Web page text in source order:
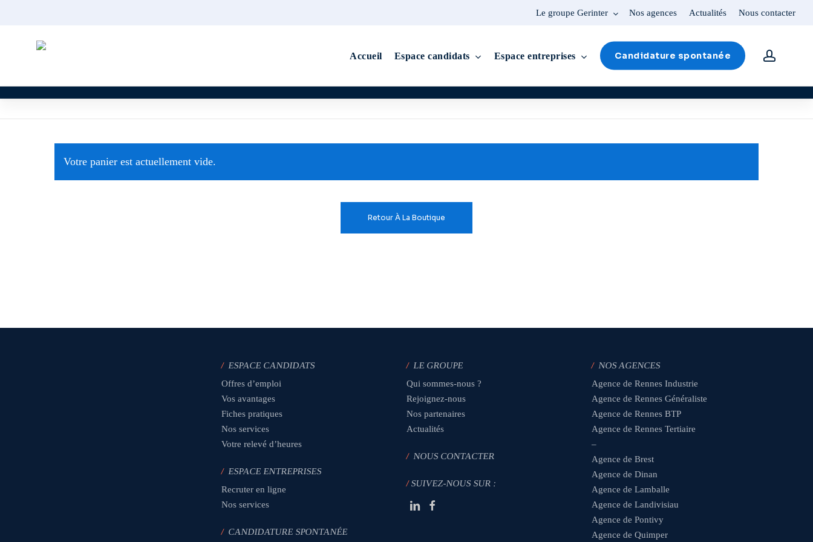
Le groupe Gerinter Nos agences Actualités Nous contacter
Accueil Espace candidats Espace entreprises Candidature spontanée account
Votre panier est actuellement vide.
Retour À La Boutique
/ ESPACE CANDIDATS
Offres d’emploi
Vos avantages
Fiches pratiques
Nos services
Votre relevé d’heures
/ ESPACE ENTREPRISES
Recruter en ligne
Nos services
/ CANDIDATURE SPONTANÉE
/ LE GROUPE
Qui sommes-nous ?
Rejoignez-nous
Nos partenaires
Actualités
/NOUS CONTACTER
/SUIVEZ-NOUS SUR :
/ NOS AGENCES
Agence de Rennes Industrie
Agence de Rennes Généraliste
Agence de Rennes BTP
Agence de Rennes Tertiaire
–
Agence de Brest
Agence de Dinan
Agence de Lamballe
Agence de Landivisiau
Agence de Pontivy
Agence de Quimper